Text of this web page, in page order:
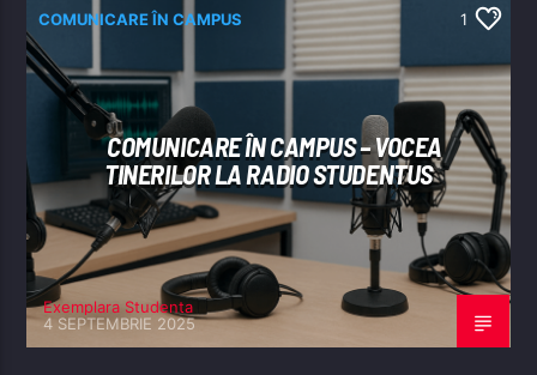
COMUNICARE ÎN CAMPUS 1
COMUNICARE ÎN CAMPUS – VOCEA
TINERILOR LA RADIO STUDENTUS
Exemplara Studenta
4 SEPTEMBRIE 2025